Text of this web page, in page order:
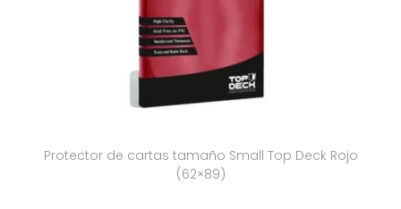
Protector de cartas tamaño Small Top Deck Rojo
(62×89)